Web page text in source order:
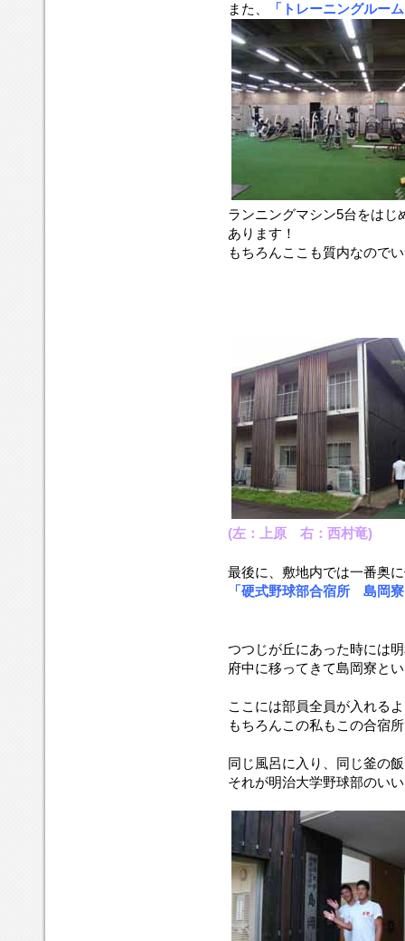
また、 「トレーニングルー
ランニングマシン5台をはじ
あります！
もちろんここも質内なので
(左：上原 右：西村竜)
最後に、敷地内では一番奥
「硬式野球部合宿所 島岡
つつじが丘にあった時には
府中に移ってきて島岡寮と
ここには部員全員が入れる
もちろんこの私もこの合宿
同じ風呂に入り、同じ釜の
それが明治大学野球部のい